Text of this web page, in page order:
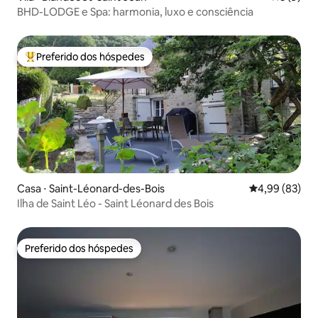
BHD-LODGE e Spa: harmonia, luxo e consciência
Entre os melhores preferidos dos hóspedes
Preferido dos hóspedes
Casa ⋅ Saint-Léonard-des-Bois 4,99 de uma
4,99 (83)
Ilha de Saint Léo - Saint Léonard des Bois
Preferido dos hóspedes
Preferido dos hóspedes